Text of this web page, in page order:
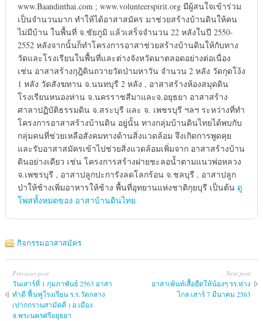
www.Baandinthai.com ; www.volunteerspirit.org มีผู้สนใจเข้าร่วม
เป็นจำนวนมาก ทำให้ได้อาสาสมัคร มาช่วยสร้างบ้านดินให้คน
ไม่มีบ้าน ในพื้นที่ จ.ชัยภูมิ แล้วเสร็จจำนวน 22 หลังในปี 2550-
2552 หลังจากนั้นก็ทำโครงการอาสาช่วยสร้างบ้านดินให้กับทาง
วัดและโรงเรียนในพื้นที่และต่างจังหวัดมาตลอดอย่างต่อเนื่อง
เช่น อาสาสร้างกุฎิดินถวายวัดป่ามหาวัน จำนวน 2 หลัง วัดกุดโง้ง
1 หลัง วัดสังฆทาน จ.นนทบุรี 2 หลัง , อาสาสร้างห้องสมุดดิน
โรงเรียนหนองห่าน จ.นครราชสีมาและจ.อยุธยา อาสาสร้าง
ศาลาปฏิบัติธรรมดิน จ.สระบุรี และ จ. เพชรบุรี ฯลฯ ระหว่างที่ทำ
โครงการอาสาสร้างบ้านดิน อยู่นั้น ทางกลุ่มบ้านดินไทยได้พบกับ
กลุ่มคนที่ช่วยเหลือสังคมทางด้านสิ่งแวดล้อม จึงเกิดการพูดคุย
และรับอาสาสมัครเข้าไปช่วยสิ่งแวดล้อมเพิ่มจาก อาสาสร้างบ้าน
ดินอย่างเดียว เช่น โครงการสร้างฝายชะลอน้ำตามแนวพ่อหลวง
จ.เพชรบุรี , อาสาปลูกปะการังลดโลกร้อน จ.ชลบุรี , อาสาปลูก
ป่าให้ช้างเพิ่มอาหารให้ช้าง พื้นที่อุทยานแห่งชาติกุยบุรี เป็นต้น ดู
โพสทั้งหมดของ อาสาบ้านดินไทย
กิจกรรมอาสาสมัคร
Previous post
วันเสาร์ที่ 1 กุมภาพันธ์ 2563 อาสา
ทำดี ฟื้นฟูโรงเรียน ร.ร.วัดกลาง
(ปากกรานสามัคคี ) อ.เมือง
จ.พระนครศรีอยุธยา
Next post
อาสาเพ้นท์เสื้อยืดให้น้องๆ รร.ห่าง
ไกล เสาร์ 7 มีนาคม 2563